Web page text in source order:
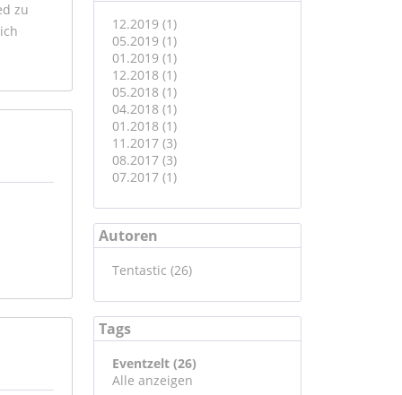
12.2019 (1)
05.2019 (1)
01.2019 (1)
12.2018 (1)
05.2018 (1)
04.2018 (1)
01.2018 (1)
11.2017 (3)
08.2017 (3)
07.2017 (1)
Autoren
Tentastic (26)
Tags
Eventzelt (26)
Alle anzeigen
zu